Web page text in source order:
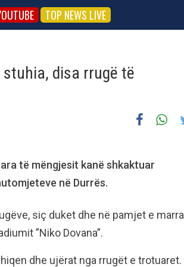
TOP NEWS LIVE
stuhia, disa rrugë të
të mëngjesit kanë shkaktuar
në Durrës.
siç duket dhe në pamjet e marra
”Niko Dovana”.
dhe ujërat nga rrugët e trotuaret.